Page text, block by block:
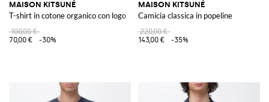
MAISON KITSUNÉ
T-shirt in cotone organico con logo
100,00 €
70,00 €
-30%
MAISON KITSUNÉ
Camicia classica in popeline
220,00 €
143,00 €
-35%